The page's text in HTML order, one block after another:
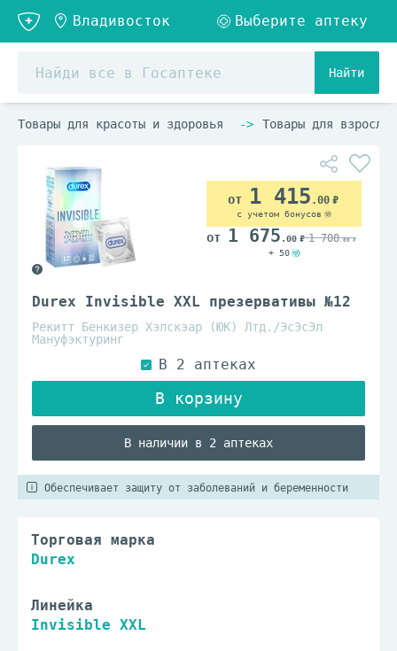
Найти
Товары для красоты и здоровья Товары для взрослых
Durex Invisible XXL презервативы №12
Рекитт Бенкизер Хэлскэар (ЮК) Лтд./ЭсЭсЭл
Мануфэктуринг
В наличии в 2 аптеках
1 415 .00
с учетом бонусов
1 675 .00 1 708.00
+ 50
Обеспечивает защиту от заболеваний и беременности
Торговая марка
Durex
Линейка
Invisible XXL